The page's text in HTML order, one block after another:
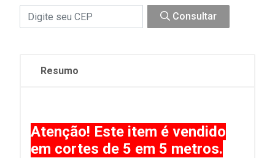
Consultar
Resumo
Atenção! Este item é vendido
em cortes de 5 em 5 metros.